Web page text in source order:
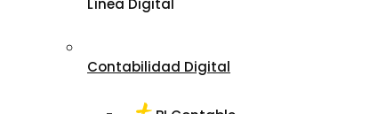
Línea Digital
Contabilidad Digital